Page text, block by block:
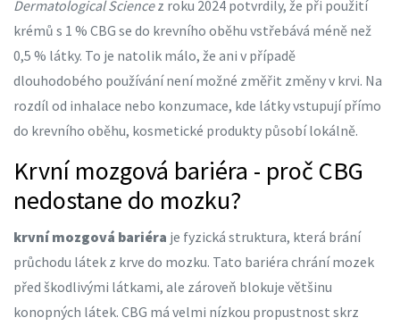
Dermatological Sciencez roku 2024 potvrdily, že při použití
krémů s 1 % CBG se do krevního oběhu vstřebává méně než
0,5 % látky. To je natolik málo, že ani v případě
dlouhodobého používání není možné změřit změny v krvi. Na
rozdíl od inhalace nebo konzumace, kde látky vstupují přímo
do krevního oběhu, kosmetické produkty působí lokálně.
Krvní mozgová bariéra - proč CBG
nedostane do mozku?
krvní mozgová bariéra je fyzická struktura, která brání
průchodu látek z krve do mozku. Tato bariéra chrání mozek
před škodlivými látkami, ale zároveň blokuje většinu
konopných látek. CBG má velmi nízkou propustnost skrz